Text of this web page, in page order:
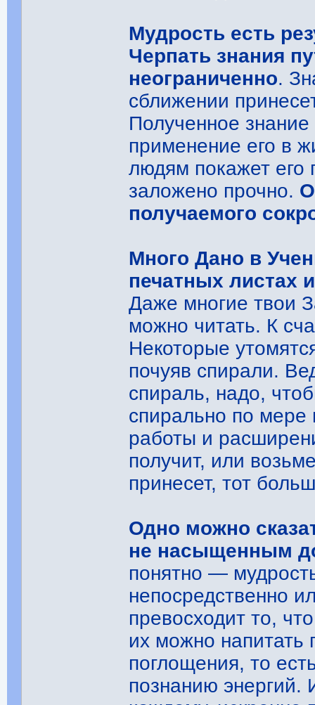
Мудрость есть
Черпать знания
неограниченно.
сближении
Полученное
применение его в
людям покажет его
заложено прочно.
получаемого
Много Дано в
печатных листах
Даже многие твои
можно читать. К
Некоторые
почуяв спирали.
спираль, надо,
спирально по мере
работы и
получит, или
принесет, тот
Одно можно
не насыщенным
понятно ―
непосредственно
превосходит то,
их можно напитать
поглощения, то
познанию энергий.